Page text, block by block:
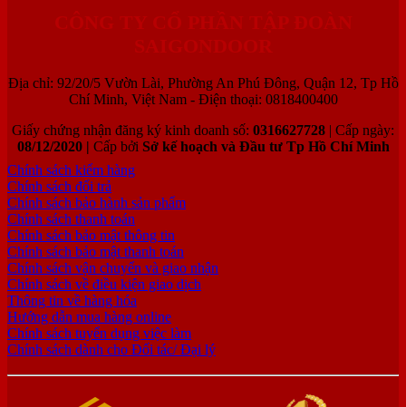
Địa chỉ: 92/20/5 Vườn Lài, Phường An Phú Đông, Quận 12, Tp Hồ
Chí Minh, Việt Nam - Điện thoại: 0818400400
Giấy chứng nhận đăng ký kinh doanh số: 0316627728 | Cấp ngày:
08/12/2020 | Cấp bởi Sở kế hoạch và Đầu tư Tp Hồ Chí Minh
Chính sách kiểm hàng
Chính sách đổi trả
Chính sách bảo hành sản phẩm
Chính sách thanh toán
Chính sách bảo mật thông tin
Chính sách bảo mật thanh toán
Chính sách vận chuyển và giao nhận
Chính sách về điều kiện giao dịch
Thông tin về hàng hóa
Hướng dẫn mua hàng online
Chính sách tuyển dụng việc làm
Chính sách dành cho Đối tác/ Đại lý